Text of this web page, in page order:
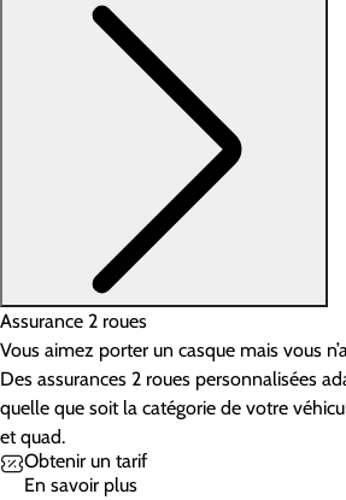
Assurance 2 roues
Vous aimez porter un casque mais vous
Des assurances 2 roues personnalisées
quelle que soit la catégorie de votre
et quad.
Obtenir un tarif
En savoir plus